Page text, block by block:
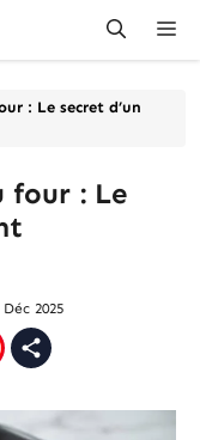
: Le secret d’un
four : Le
2025